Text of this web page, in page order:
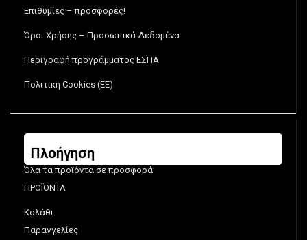
Επιθυμίες – προσφορές!
Όροι Χρήσης – Προσωπικά Δεδομένα
Περιγραφή προγράμματος ΕΣΠΑ
Πολιτική Cookies (ΕΕ)
Πλοήγηση
Όλα τα προϊόντα σε προσφορά
ΠΡΟΪΟΝΤΑ
Καλάθι
Παραγγελίες